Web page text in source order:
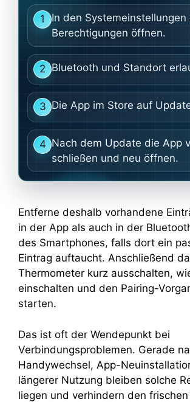
1 In den
Berechtigungen öffnen.
2 Bluetooth und Standort
3 Die App im Store auf
4 Nach dem Update die App
schließen und neu öffnen.
Entferne deshalb vorhandene
in der App als auch in der
des Smartphones, falls dort ein
Eintrag auftaucht. Anschließend
Thermometer kurz ausschalten,
einschalten und den Pairing-
starten.
Das ist oft der Wendepunkt bei
Verbindungsproblemen. Gerade
Handywechsel, App-
längerer Nutzung bleiben solche
liegen und verhindern den